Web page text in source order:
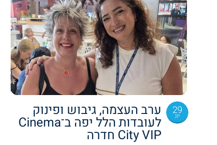
29
יונ ערב העצמה, גיבוש ופינוק
לעובדות הלל יפה ב־Cinema
City VIP חדרה